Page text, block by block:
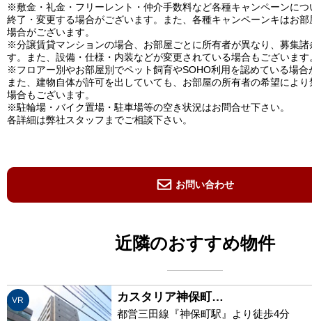
※敷金・礼金・フリーレント・仲介手数料など各種キャンペーンにつ
終了・変更する場合がございます。また、各種キャンペーンキはお
場合がございます。
※分譲賃貸マンションの場合、お部屋ごとに所有者が異なり、募集諸
す。また、設備・仕様・内装などが変更されている場合もございます
※フロアー別やお部屋別でペット飼育やSOHO利用を認めている場合
また、建物自体が許可を出していても、お部屋の所有者の希望によ
場合もございます。
※駐輪場・バイク置場・駐車場等の空き状況はお問合せ下さい。
各詳細は弊社スタッフまでご相談下さい。
お問い合わせ
近隣のおすすめ物件
VR カスタリア神保町…
都営三田線『神保町駅』より徒歩4分